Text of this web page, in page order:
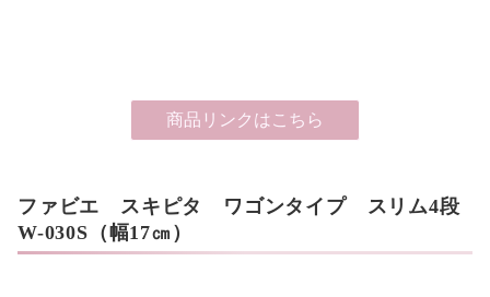
商品リンクはこちら
ファビエ スキピタ ワゴンタイプ スリム4段
W-030S（幅17㎝）